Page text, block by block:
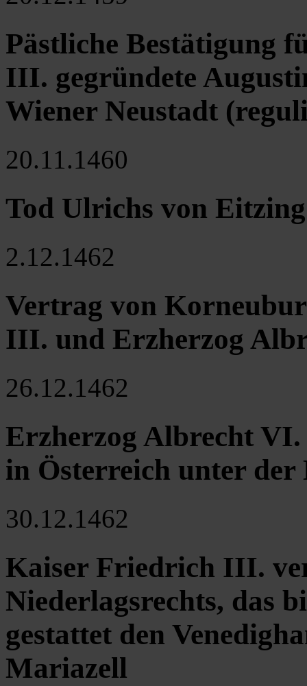
Pästliche Bestätigung
III. gegründete
Wiener Neustadt
20.11.1460
Tod Ulrichs von
2.12.1462
Vertrag von
III. und Erzherzog
26.12.1462
Erzherzog Albrecht
in Österreich unter der
30.12.1462
Kaiser Friedrich III.
Niederlagsrechts, das
gestattet den
Mariazell